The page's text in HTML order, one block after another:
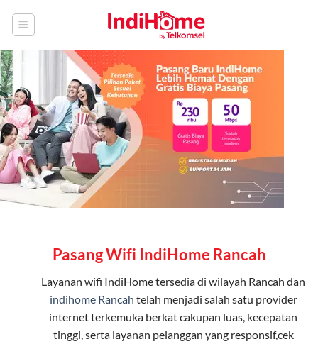
Pasang Wifi IndiHome Rancah
Layanan wifi IndiHometersedia di wilayah Rancah dan
indihome Rancah telah menjadi salah satu provider
internet terkemuka berkat cakupan luas, kecepatan
tinggi, serta layanan pelanggan yang responsif,cek